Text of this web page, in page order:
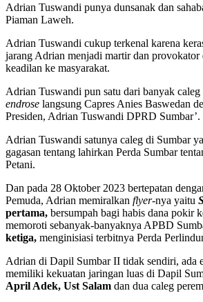
Adrian Tuswandi punya dunsanak dan
Piaman Laweh.
Adrian Tuswandi cukup terkenal karena
jarang Adrian menjadi martir dan provokator
keadilan ke masyarakat.
Adrian Tuswandi pun satu dari banyak
endrose langsung Capres Anies Baswedan
Presiden, Adrian Tuswandi DPRD Sumbar’.
Adrian Tuswandi satunya caleg di Sumbar
gagasan tentang lahirkan Perda Sumbar
Petani.
Dan pada 28 Oktober 2023 bertepatan
Pemuda, Adrian memiralkan flyer-nya yaitu
pertama, bersumpah bagi habis dana pokir
memoroti sebanyak-banyaknya APBD
ketiga, menginisiasi terbitnya Perda
Adrian di Dapil Sumbar II tidak sendiri, ada
memiliki kekuatan jaringan luas di Dapil
April Adek, Ust Salam dan dua caleg